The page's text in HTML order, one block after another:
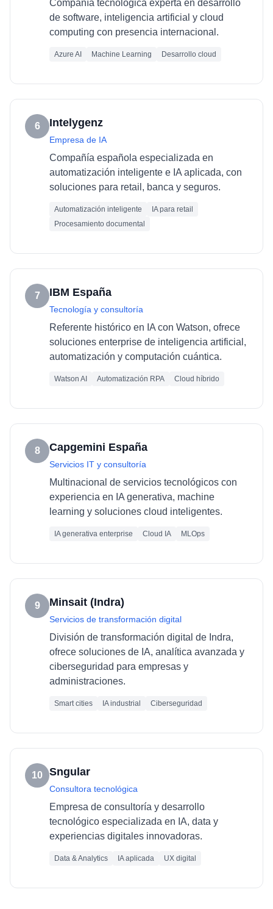
Compañía tecnológica experta en desarrollo
de software, inteligencia artificial y cloud
computing con presencia internacional.
Azure AI Machine Learning Desarrollo cloud
6 Intelygenz
Empresa de IA
Compañía española especializada en
automatización inteligente e IA aplicada, con
soluciones para retail, banca y seguros.
Automatización inteligente
IA para retail
Procesamiento documental
7 IBM España
Tecnología y consultoría
Referente histórico en IA con Watson, ofrece
soluciones enterprise de inteligencia artificial,
automatización y computación cuántica.
Watson AI Automatización RPA Cloud híbrido
8 Capgemini España
Servicios IT y consultoría
Multinacional de servicios tecnológicos con
experiencia en IA generativa, machine
learning y soluciones cloud inteligentes.
IA generativa enterprise Cloud IA MLOps
9 Minsait (Indra)
Servicios de transformación digital
División de transformación digital de Indra,
ofrece soluciones de IA, analítica avanzada y
ciberseguridad para empresas y
administraciones.
Smart cities IA industrial Ciberseguridad
10 Sngular
Consultora tecnológica
Empresa de consultoría y desarrollo
tecnológico especializada en IA, data y
experiencias digitales innovadoras.
Data & Analytics IA aplicada UX digital